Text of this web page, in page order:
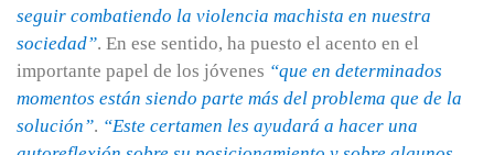
seguir combatiendo la violencia machista en nuestra
sociedad”. En ese sentido, ha puesto el acento en el
importante papel de los jóvenes “que en determinados
momentos están siendo parte más del problema que de la
solución”. “Este certamen les ayudará a hacer una